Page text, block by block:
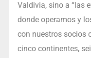
Valdivia, sino a “las
donde operamos y
con nuestros socios
cinco continentes,